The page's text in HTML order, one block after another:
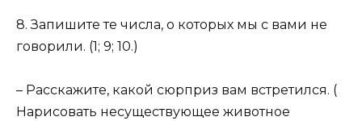
8. Запишите те числа, о которых мы с вами не
говорили. (1; 9; 10.)
– Расскажите, какой сюрприз вам встретился. (
Нарисовать несуществующее животное